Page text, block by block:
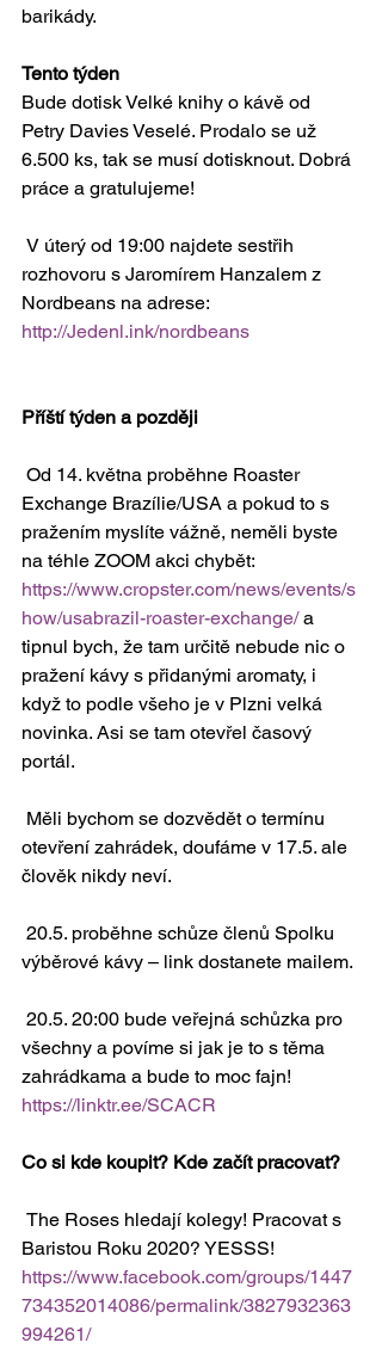
barikády.
Tento týden
Bude dotisk Velké knihy o kávě od
Petry Davies Veselé. Prodalo se už
6.500 ks, tak se musí dotisknout. Dobrá
práce a gratulujeme!
rozhovoru s Jaromírem Hanzalem z
Nordbeans na adrese:
http://Jedenl.ink/nordbeans
Příští týden a později
Exchange Brazílie/USA a pokud to s
pražením myslíte vážně, neměli byste
na téhle ZOOM akci chybět:
https://www.cropster.com/news/events/s
how/usabrazil-roaster-exchange/ a
tipnul bych, že tam určitě nebude nic o
pražení kávy s přidanými aromaty, i
když to podle všeho je v Plzni velká
novinka. Asi se tam otevřel časový
portál.
otevření zahrádek, doufáme v 17.5. ale
člověk nikdy neví.
výběrové kávy – link dostanete mailem.
všechny a povíme si jak je to s těma
zahrádkama a bude to moc fajn!
https://linktr.ee/SCACR
Co si kde koupit? Kde začít pracovat?
Baristou Roku 2020? YESSS!
https://www.facebook.com/groups/1447
734352014086/permalink/3827932363
994261/